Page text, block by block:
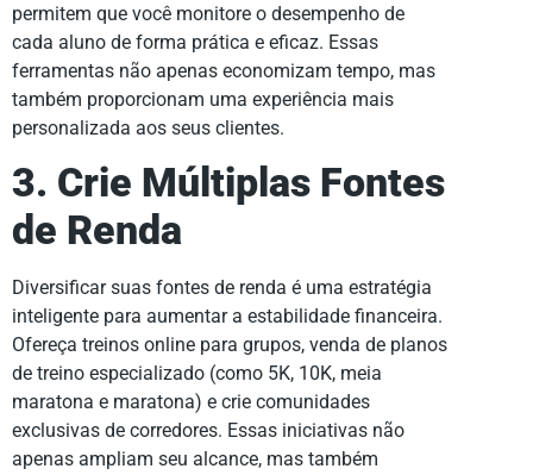
permitem que você monitore o desempenho de
cada aluno de forma prática e eficaz. Essas
ferramentas não apenas economizam tempo, mas
também proporcionam uma experiência mais
personalizada aos seus clientes.
3. Crie Múltiplas Fontes
de Renda
Diversificar suas fontes de renda é uma estratégia
inteligente para aumentar a estabilidade financeira.
Ofereça treinos online para grupos, venda de planos
de treino especializado (como 5K, 10K, meia
maratona e maratona) e crie comunidades
exclusivas de corredores. Essas iniciativas não
apenas ampliam seu alcance, mas também